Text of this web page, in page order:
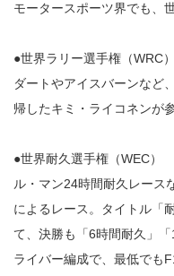
モータースポーツ界でも、
●世界ラリー選手権（WRC）
ダートやアイスバーンなど
帰したキミ・ライコネンが
●世界耐久選手権（WEC）
ル・マン24時間耐久レース
によるレース。タイトル「
て、決勝も「6時間耐久」
ライバー編成で、最低でも